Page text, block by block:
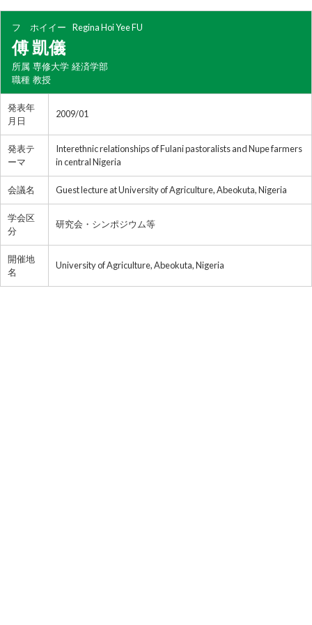
フ ホイイー Regina Hoi Yee FU
傅 凱儀
所属 専修大学 経済学部
職種 教授
発表年
月日
2009/01
発表テ
ーマ
Interethnic relationships of Fulani pastoralists and Nupe farmers
in central Nigeria
会議名 Guest lecture at University of Agriculture, Abeokuta, Nigeria
学会区
分
研究会・シンポジウム等
開催地
名
University of Agriculture, Abeokuta, Nigeria